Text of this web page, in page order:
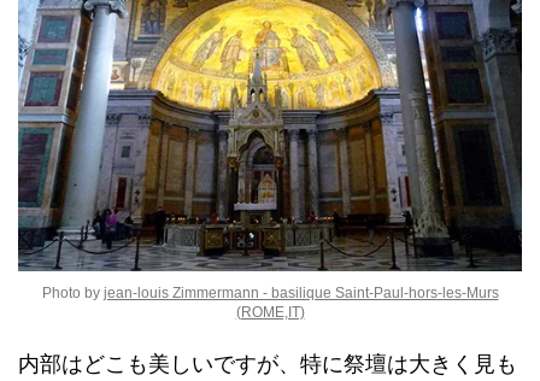
Photo by jean-louis Zimmermann - basilique Saint-Paul-hors-les-Murs
(ROME,IT)
内部はどこも美しいですが、特に祭壇は大きく見も